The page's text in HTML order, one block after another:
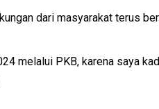
dari masyarakat terus
melalui PKB, karena saya